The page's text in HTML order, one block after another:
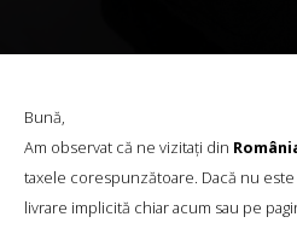
Bună,
Am observat că ne vizitați din
taxele corespunzătoare. Dacă nu
livrare implicită chiar acum sau pe